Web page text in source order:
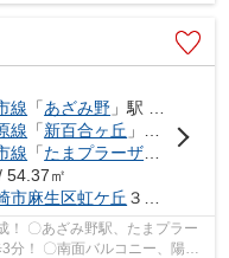
線 「あざみ野 」駅 バス15分 「虹ヶ丘団地」 停歩3分
線 「新百合ヶ丘 」駅 バス25分 「虹が丘小学校」 停歩5分
線 「たまプラーザ 」駅 バス
54.37㎡
市麻生区虹ケ丘 ３丁目1-10
！ 〇あざみ野駅、たまプラー
！ 〇南面バルコニー、陽当